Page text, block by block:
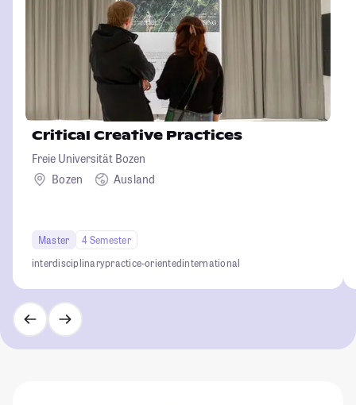
Critical Creative Practices
Freie Universität Bozen
Bozen
Ausland
Master
4 Semester
interdisciplinarypractice-orientedinternational